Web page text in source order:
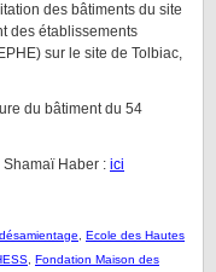
des bâtiments du site
des établissements
sur le site de Tolbiac,
du bâtiment du 54
Haber : ici
désamientage
Ecole des Hautes
Fondation Maison des